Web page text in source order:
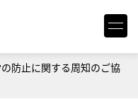
防止に関する周知のご協